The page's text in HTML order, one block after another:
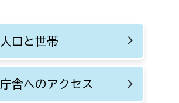
人口と世帯
庁舎へのアクセス